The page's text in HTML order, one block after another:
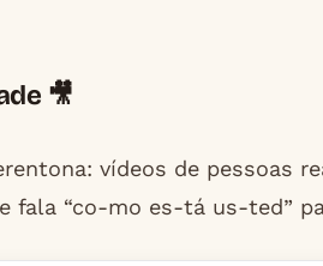
🎥
vídeos de pessoas
fala “co-mo es-tá us-ted”